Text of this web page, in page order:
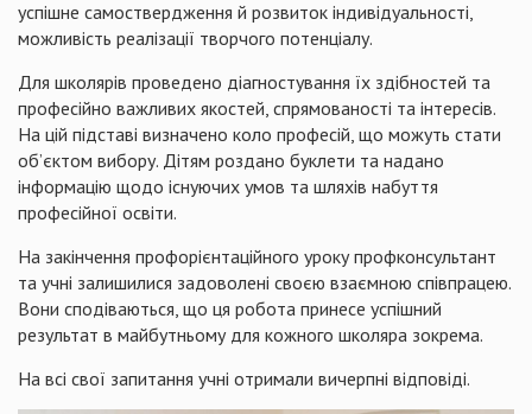
успішне самоствердження й розвиток індивідуальності,
можливість реалізації творчого потенціалу.
Для школярів проведено діагностування їх здібностей та
професійно важливих якостей, спрямованості та інтересів.
На цій підставі визначено коло професій, що можуть стати
об’єктом вибору. Дітям роздано буклети та надано
інформацію щодо існуючих умов та шляхів набуття
професійної освіти.
На закінчення профорієнтаційного уроку профконсультант
та учні залишилися задоволені своєю взаємною співпрацею.
Вони сподіваються, що ця робота принесе успішний
результат в майбутньому для кожного школяра зокрема.
На всі свої запитання учні отримали вичерпні відповіді.